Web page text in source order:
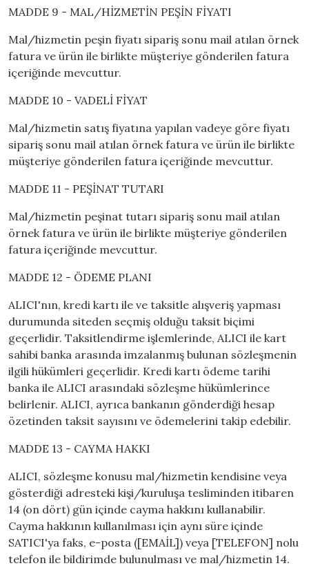
MADDE 9 - MAL/HİZMETİN PEŞİN FİYATI
Mal/hizmetin peşin fiyatı sipariş sonu mail atılan örnek
fatura ve ürün ile birlikte müşteriye gönderilen fatura
içeriğinde mevcuttur.
MADDE 10 - VADELİ FİYAT
Mal/hizmetin satış fiyatına yapılan vadeye göre fiyatı
sipariş sonu mail atılan örnek fatura ve ürün ile birlikte
müşteriye gönderilen fatura içeriğinde mevcuttur.
MADDE 11 - PEŞİNAT TUTARI
Mal/hizmetin peşinat tutarı sipariş sonu mail atılan
örnek fatura ve ürün ile birlikte müşteriye gönderilen
fatura içeriğinde mevcuttur.
MADDE 12 - ÖDEME PLANI
ALICI'nın, kredi kartı ile ve taksitle alışveriş yapması
durumunda siteden seçmiş olduğu taksit biçimi
geçerlidir. Taksitlendirme işlemlerinde, ALICI ile kart
sahibi banka arasında imzalanmış bulunan sözleşmenin
ilgili hükümleri geçerlidir. Kredi kartı ödeme tarihi
banka ile ALICI arasındaki sözleşme hükümlerince
belirlenir. ALICI, ayrıca bankanın gönderdiği hesap
özetinden taksit sayısını ve ödemelerini takip edebilir.
MADDE 13 - CAYMA HAKKI
ALICI, sözleşme konusu mal/hizmetin kendisine veya
gösterdiği adresteki kişi/kuruluşa tesliminden itibaren
14 (on dört) gün içinde cayma hakkını kullanabilir.
Cayma hakkının kullanılması için aynı süre içinde
SATICI'ya faks, e-posta ([EMAİL]) veya [TELEFON] nolu
telefon ile bildirimde bulunulması ve mal/hizmetin 14.